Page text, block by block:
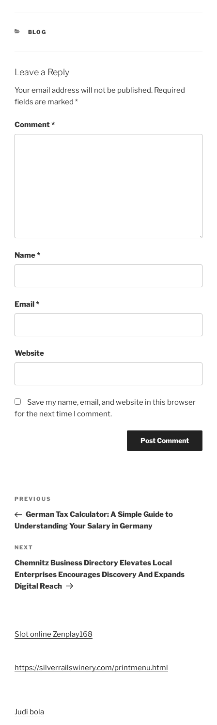
CATEGORIES
BLOG
Leave a Reply
Your email address will not be published. Required
fields are marked *
Comment*
Name*
Email*
Website
Save my name, email, and website in this browser
for the next time I comment.
Previous
Post
PREVIOUS
German Tax Calculator: A Simple Guide to
Understanding Your Salary in Germany
Next
Post
NEXT
Chemnitz Business Directory Elevates Local
Enterprises Encourages Discovery And Expands
Digital Reach
Slot online Zenplay168
https://silverrailswinery.com/printmenu.html
Judi bola